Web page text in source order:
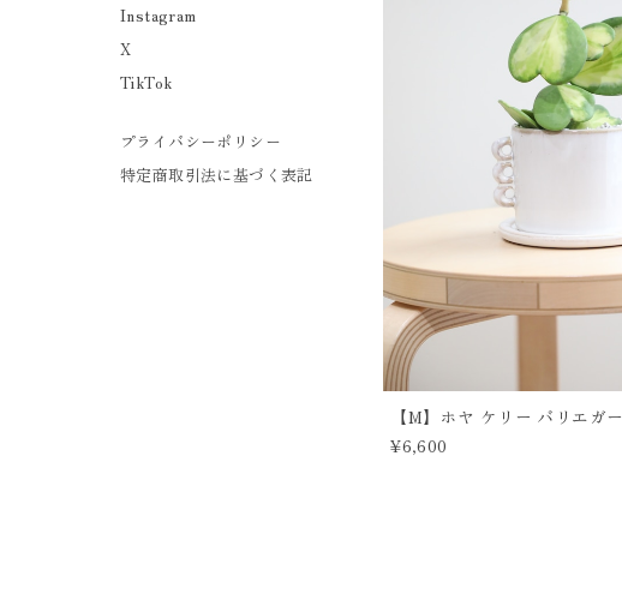
Instagram
X
TikTok
プライバシーポリシー
特定商取引法に基づく表記
【M】ホヤ ケリー バリエガ
¥6,600